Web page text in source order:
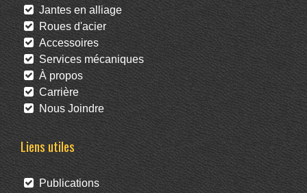
Jantes en alliage
Roues d'acier
Accessoires
Services mécaniques
À propos
Carrière
Nous Joindre
Liens utiles
Publications